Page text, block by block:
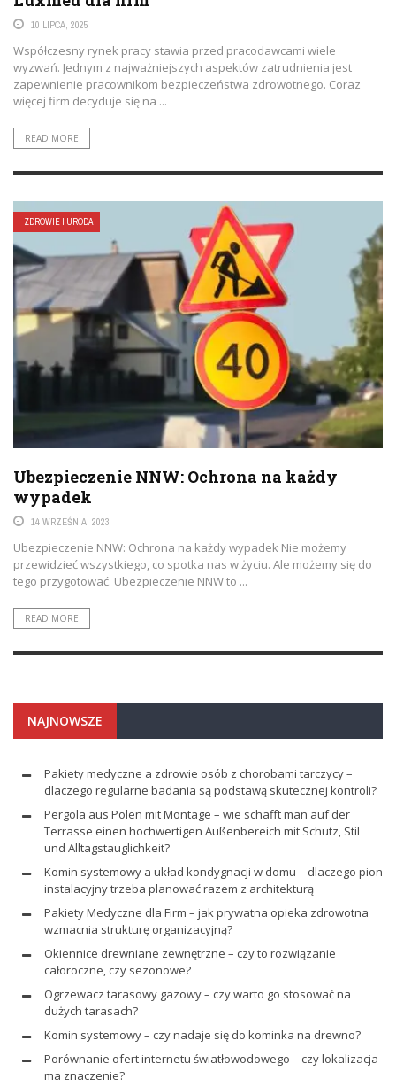
10 LIPCA, 2025
Współczesny rynek pracy stawia przed pracodawcami wiele
wyzwań. Jednym z najważniejszych aspektów zatrudnienia jest
zapewnienie pracownikom bezpieczeństwa zdrowotnego. Coraz
więcej firm decyduje się na ...
READ MORE
ZDROWIE I URODA
Ubezpieczenie NNW: Ochrona na każdy
wypadek
14 WRZEŚNIA, 2023
Ubezpieczenie NNW: Ochrona na każdy wypadek Nie możemy
przewidzieć wszystkiego, co spotka nas w życiu. Ale możemy się do
tego przygotować. Ubezpieczenie NNW to ...
READ MORE
NAJNOWSZE
Pakiety medyczne a zdrowie osób z chorobami tarczycy –
dlaczego regularne badania są podstawą skutecznej kontroli?
Pergola aus Polen mit Montage – wie schafft man auf der
Terrasse einen hochwertigen Außenbereich mit Schutz, Stil
und Alltagstauglichkeit?
Komin systemowy a układ kondygnacji w domu – dlaczego pion
instalacyjny trzeba planować razem z architekturą
Pakiety Medyczne dla Firm – jak prywatna opieka zdrowotna
wzmacnia strukturę organizacyjną?
Okiennice drewniane zewnętrzne – czy to rozwiązanie
całoroczne, czy sezonowe?
Ogrzewacz tarasowy gazowy – czy warto go stosować na
dużych tarasach?
Komin systemowy – czy nadaje się do kominka na drewno?
Porównanie ofert internetu światłowodowego – czy lokalizacja
ma znaczenie?